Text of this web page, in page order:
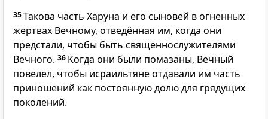
35Такова часть Харуна и его сыновей в огненных
жертвах Вечному, отведённая им, когда они
предстали, чтобы быть священнослужителями
Вечного. 36 Когда они были помазаны, Вечный
повелел, чтобы исраильтяне отдавали им часть
приношений как постоянную долю для грядущих
поколений.